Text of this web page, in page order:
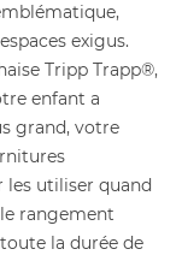
exigus.
Tripp Trapp®,
enfant a
grand, votre
les utiliser quand
rangement
la durée de